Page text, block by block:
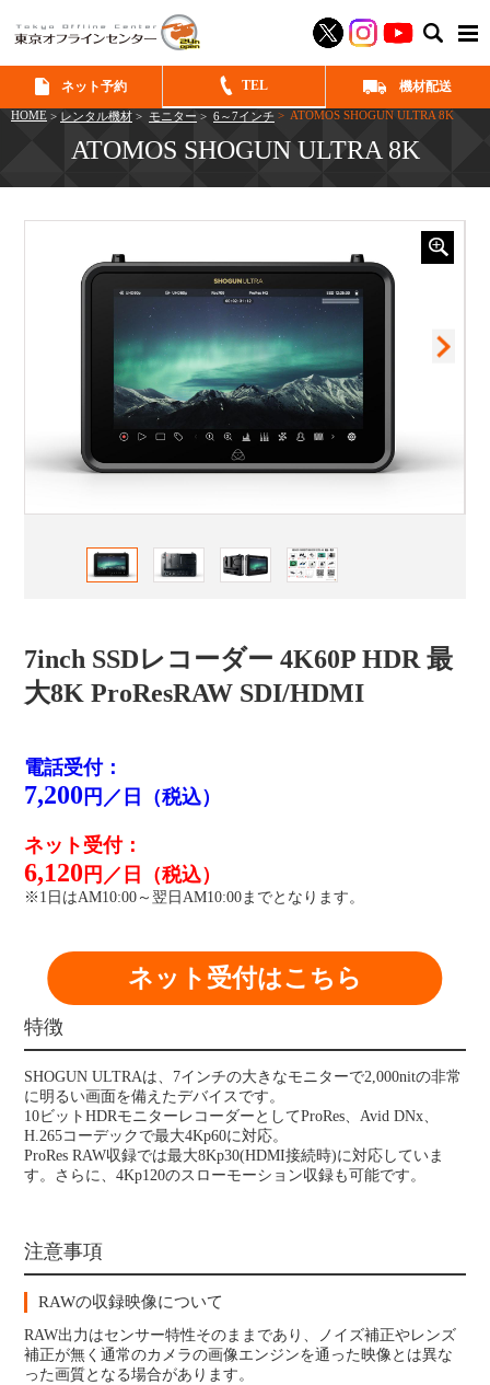
ネット予約 TEL 機材配送
HOME > レンタル機材 > モニター > 6～7インチ > ATOMOS SHOGUN ULTRA 8K
ATOMOS SHOGUN ULTRA 8K
7inch SSDレコーダー 4K60P HDR 最
⼤8K ProResRAW SDI/HDMI
電話受付：
7,200 円／日（税込）
ネット受付：
6,120 円／日（税込）
※1日はAM10:00～翌日AM10:00までとなります。
ネット受付はこちら
特徴
SHOGUN ULTRAは、7インチの⼤きなモニターで2,000nitの⾮常
に明るい画⾯を備えたデバイスです。
10ビットHDRモニターレコーダーとしてProRes、Avid DNx、
H.265コーデックで最⼤4Kp60に対応。
ProRes RAW収録では最⼤8Kp30(HDMI接続時)に対応していま
す。さらに、4Kp120のスローモーション収録も可能です。
注意事項
RAWの収録映像について
RAW出力はセンサー特性そのままであり、ノイズ補正やレンズ
補正が無く通常のカメラの画像エンジンを通った映像とは異な
った画質となる場合があります。